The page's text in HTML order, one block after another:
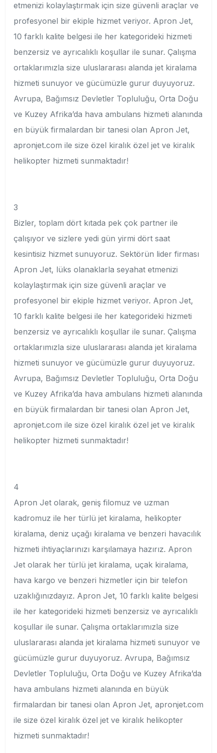
etmenizi kolaylaştırmak için size güvenli araçlar ve
profesyonel bir ekiple hizmet veriyor. Apron Jet,
10 farklı kalite belgesi ile her kategorideki hizmeti
benzersiz ve ayrıcalıklı koşullar ile sunar. Çalışma
ortaklarımızla size uluslararası alanda jet kiralama
hizmeti sunuyor ve gücümüzle gurur duyuyoruz.
Avrupa, Bağımsız Devletler Topluluğu, Orta Doğu
ve Kuzey Afrika’da hava ambulans hizmeti alanında
en büyük firmalardan bir tanesi olan Apron Jet,
apronjet.com ile size özel kiralık özel jet ve kiralık
helikopter hizmeti sunmaktadır!
3
Bizler, toplam dört kıtada pek çok partner ile
çalışıyor ve sizlere yedi gün yirmi dört saat
kesintisiz hizmet sunuyoruz. Sektörün lider firması
Apron Jet, lüks olanaklarla seyahat etmenizi
kolaylaştırmak için size güvenli araçlar ve
profesyonel bir ekiple hizmet veriyor. Apron Jet,
10 farklı kalite belgesi ile her kategorideki hizmeti
benzersiz ve ayrıcalıklı koşullar ile sunar. Çalışma
ortaklarımızla size uluslararası alanda jet kiralama
hizmeti sunuyor ve gücümüzle gurur duyuyoruz.
Avrupa, Bağımsız Devletler Topluluğu, Orta Doğu
ve Kuzey Afrika’da hava ambulans hizmeti alanında
en büyük firmalardan bir tanesi olan Apron Jet,
apronjet.com ile size özel kiralık özel jet ve kiralık
helikopter hizmeti sunmaktadır!
4
Apron Jet olarak, geniş filomuz ve uzman
kadromuz ile her türlü jet kiralama, helikopter
kiralama, deniz uçağı kiralama ve benzeri havacılık
hizmeti ihtiyaçlarınızı karşılamaya hazırız. Apron
Jet olarak her türlü jet kiralama, uçak kiralama,
hava kargo ve benzeri hizmetler için bir telefon
uzaklığınızdayız. Apron Jet, 10 farklı kalite belgesi
ile her kategorideki hizmeti benzersiz ve ayrıcalıklı
koşullar ile sunar. Çalışma ortaklarımızla size
uluslararası alanda jet kiralama hizmeti sunuyor ve
gücümüzle gurur duyuyoruz. Avrupa, Bağımsız
Devletler Topluluğu, Orta Doğu ve Kuzey Afrika’da
hava ambulans hizmeti alanında en büyük
firmalardan bir tanesi olan Apron Jet, apronjet.com
ile size özel kiralık özel jet ve kiralık helikopter
hizmeti sunmaktadır!